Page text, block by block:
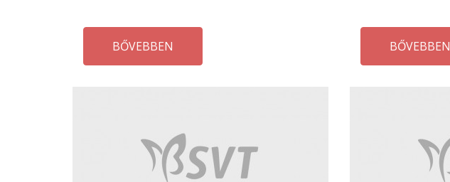
BŐVEBBEN BŐVEBBEN